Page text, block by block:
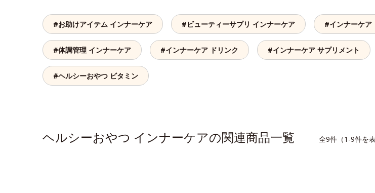
#お助けアイテム インナーケア #ビューティーサプリ インナーケア #インナーケア
#体調管理 インナーケア #インナーケア ドリンク #インナーケア サプリメント
#ヘルシーおやつ ビタミン
ヘルシーおやつ インナーケアの関連商品一覧 全9件（1-9件を表